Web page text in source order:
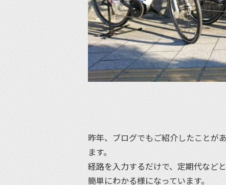
昨年、ブログでもご紹介したことが
ます。
経路を入力するだけで、定期代など
簡単にわかる様になっています。